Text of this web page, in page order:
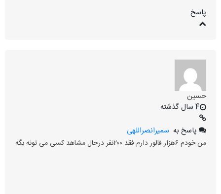
پاسخ
حسین
4 سال گذشته
پاسخ به سمیرانصراللهی
من خودم ۶هزار فالور دارم فقد ۲۰۰نفر درحال مشاهد کسی می تونه بگه